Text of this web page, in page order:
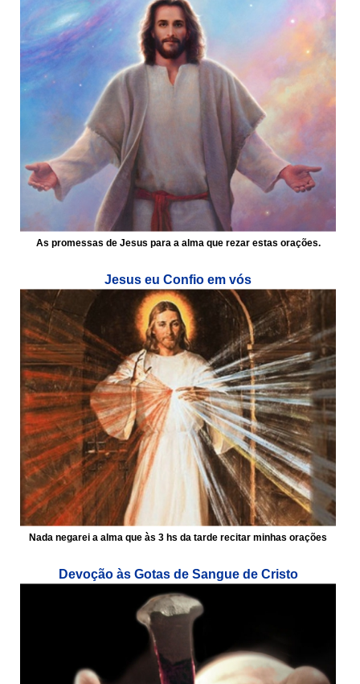
As promessas de Jesus para a alma que rezar estas orações.
Jesus eu Confio em vós
Nada negarei a alma que às 3 hs da tarde recitar minhas orações
Devoção às Gotas de Sangue de Cristo